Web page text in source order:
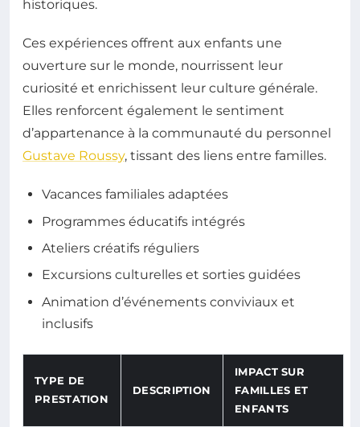
historiques.
Ces expériences offrent aux enfants une
ouverture sur le monde, nourrissent leur
curiosité et enrichissent leur culture générale.
Elles renforcent également le sentiment
d’appartenance à la communauté du personnel
Gustave Roussy, tissant des liens entre familles.
Vacances familiales adaptées
Programmes éducatifs intégrés
Ateliers créatifs réguliers
Excursions culturelles et sorties guidées
Animation d’événements conviviaux et
inclusifs
TYPE DE
PRESTATION
DESCRIPTION
IMPACT SUR
FAMILLES ET
ENFANTS